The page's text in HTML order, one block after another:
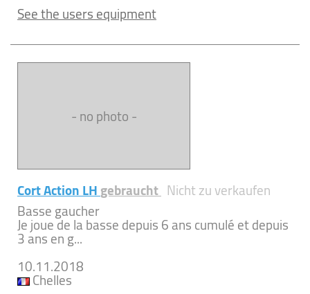
See the users equipment
- no photo -
Cort Action LHgebraucht Nicht zu verkaufen
Basse gaucher
Je joue de la basse depuis 6 ans cumulé et depuis
3 ans en g...
10.11.2018
Chelles